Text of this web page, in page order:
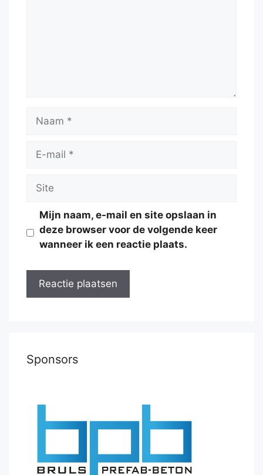
Naam
Site
Mijn naam, e-mail en site opslaan in
deze browser voor de volgende keer
wanneer ik een reactie plaats.
Sponsors